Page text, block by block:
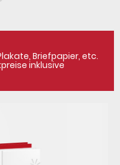
Briefpapier, etc.
inklusive